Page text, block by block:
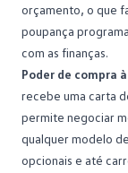
orçamento, o que
poupança
com as finanças.
Poder de compra
recebe uma carta
permite negociar
qualquer modelo
opcionais e até